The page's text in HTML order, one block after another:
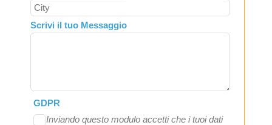
Scrivi il tuo Messaggio
GDPR
Inviando questo modulo accetti che i tuoi dati